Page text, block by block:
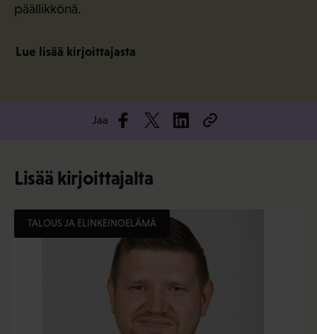
päällikkönä.
Lue lisää kirjoittajasta
Jaa
Lisää kirjoittajalta
TALOUS JA ELINKEINOELÄMÄ